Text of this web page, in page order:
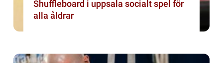
Shuffleboard i uppsala socialt spel för
alla åldrar